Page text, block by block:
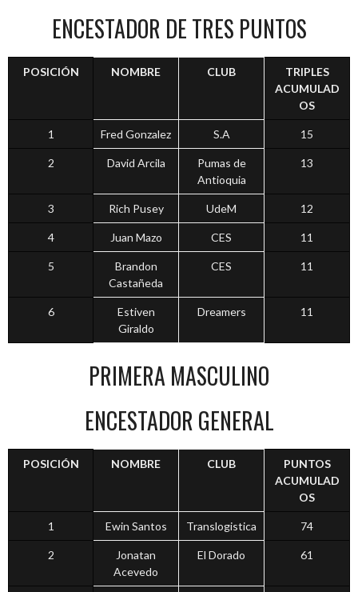
ENCESTADOR DE TRES PUNTOS
POSICIÓN NOMBRE CLUB
TRIPLES
ACUMULAD
OS
1 Fred Gonzalez S.A 15
2 David Arcila
Pumas de
Antioquia
13
3 Rich Pusey UdeM 12
4 Juan Mazo CES 11
5
Brandon
Castañeda
CES 11
6
Estiven
Giraldo
Dreamers 11
PRIMERA MASCULINO
ENCESTADOR GENERAL
POSICIÓN NOMBRE CLUB
PUNTOS
ACUMULAD
OS
1 Ewin Santos Translogistica 74
2
Jonatan
Acevedo
El Dorado 61